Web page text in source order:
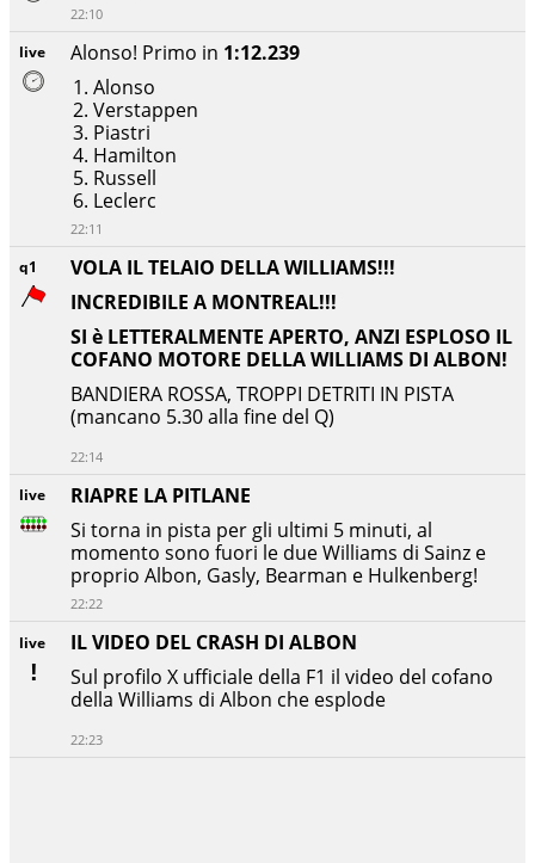
live
IL VIDEO DEL CRASH DI ALBON
Sul profilo X ufficiale della F1 il video del cofano
della Williams di Albon che esplode
22:23
live
RIAPRE LA PITLANE
Si torna in pista per gli ultimi 5 minuti, al
momento sono fuori le due Williams di Sainz e
proprio Albon, Gasly, Bearman e Hulkenberg!
22:22
q1
VOLA IL TELAIO DELLA WILLIAMS!!!
INCREDIBILE A MONTREAL!!!
SI è LETTERALMENTE APERTO, ANZI ESPLOSO IL
COFANO MOTORE DELLA WILLIAMS DI ALBON!
BANDIERA ROSSA, TROPPI DETRITI IN PISTA
(mancano 5.30 alla fine del Q)
22:14
live Alonso! Primo in 1:12.239
Alonso
Verstappen
Piastri
Hamilton
Russell
Leclerc
22:11
22:10